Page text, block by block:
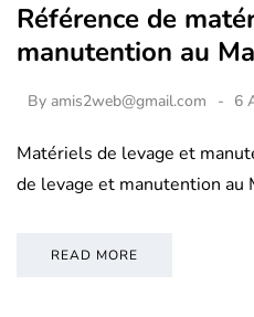
Référence de
manutention au
By amis2web@gmail.com 6
Matériels de levage et
de levage et manutention au
READ MORE